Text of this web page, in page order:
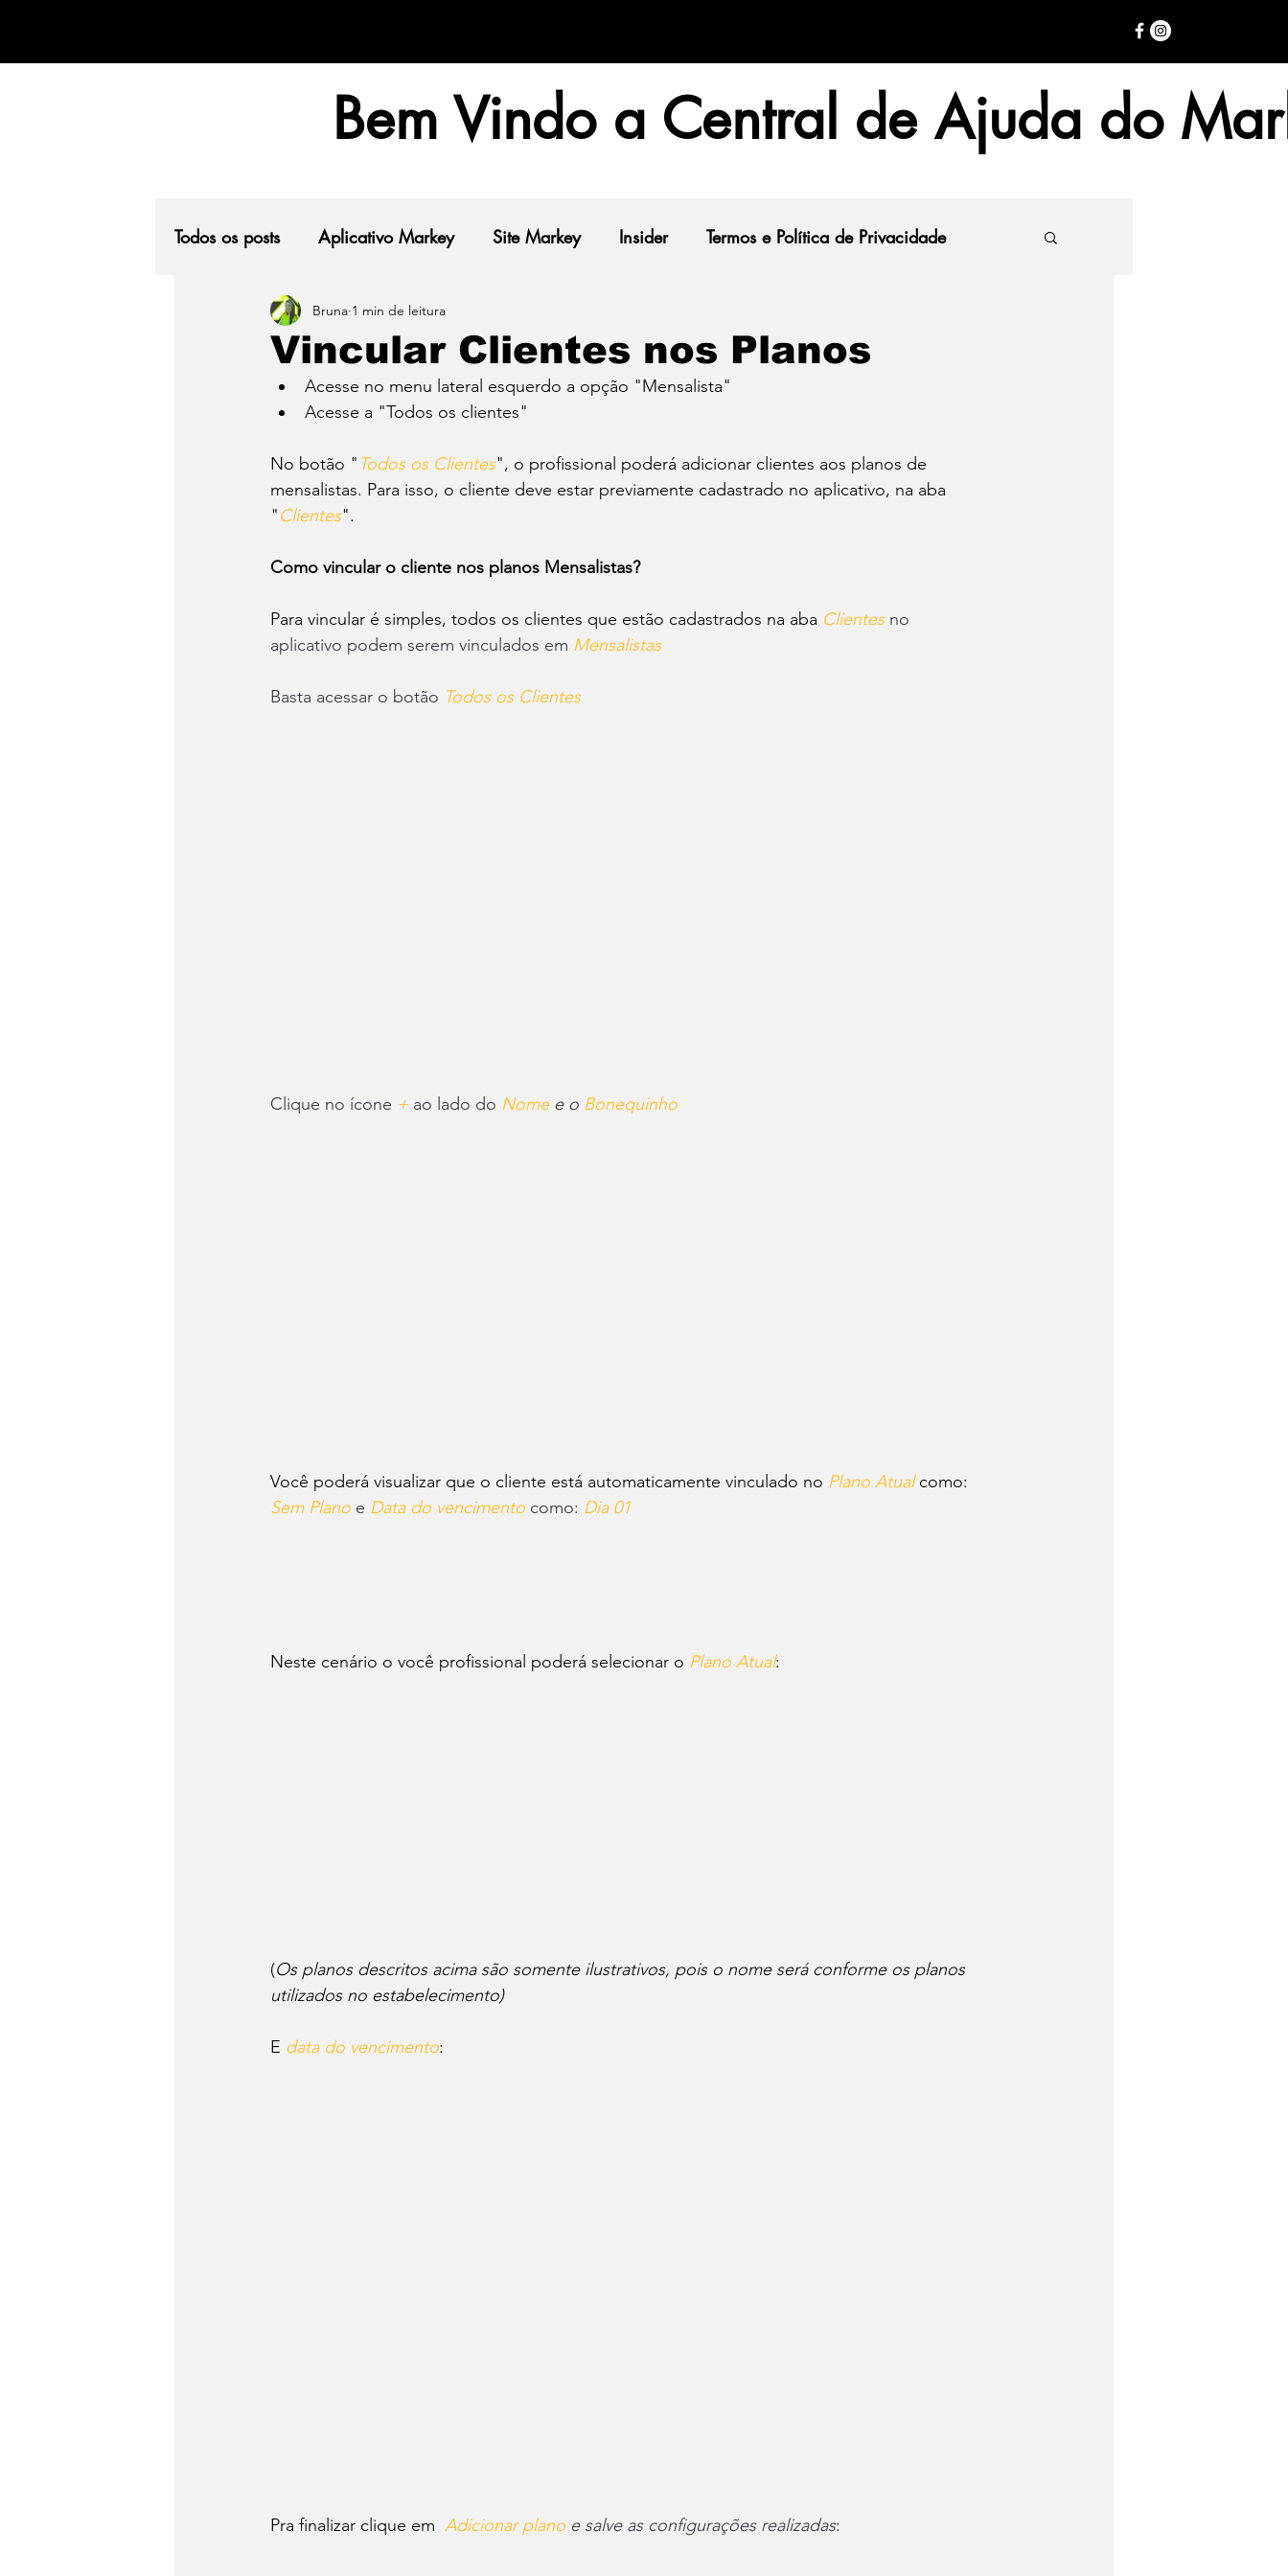
Bem Vindo a Central de Ajuda do
Todos os posts Aplicativo Markey Site Markey Insider Termos e Política de Privacidade
Agendamento
Vincular Clientes nos Planos
Bruna 1 min de leitura
Acesse no menu lateral esquerdo a opção "Mensalista"
Acesse a "Todos os clientes"
No botão " Todos os Clientes", o profissional poderá adicionar clientes aos planos de
mensalistas. Para isso, o cliente deve estar previamente cadastrado no aplicativo, na aba
"Clientes".
Como vincular o cliente nos planos Mensalistas?
Para vincular é simples, todos os clientes que estão cadastrados na aba Clientes no
aplicativo podem serem vinculados em Mensalistas
Basta acessar o botão Todos os Clientes
Clique no ícone + ao lado do Nome e o Bonequinho
Você poderá visualizar que o cliente está automaticamente vinculado no Plano Atual como:
Sem Plano e Data do vencimento como: Dia 01
Neste cenário o você profissional poderá selecionar o Plano Atual:
(Os planos descritos acima são somente ilustrativos, pois o nome será conforme os planos
utilizados no estabelecimento)
E data do vencimento:
Pra finalizar clique em Adicionar plano e salve as configurações realizadas: